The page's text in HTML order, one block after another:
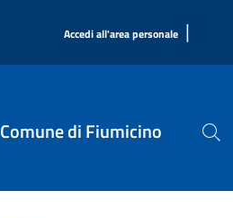
Accedi all'area personale |
Comune di Fiumicino